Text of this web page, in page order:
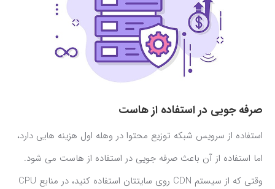
صرفه جویی در استفاده از هاست
استفاده از سرویس شبکه توزیع محتوا در وهله اول هزینه هایی دارد،
اما استفاده از آن باعث صرفه جویی در استفاده از هاست می شود.
وقتی که از سیستم CDN روی سایتتان استفاده کنید، در منابع CPU